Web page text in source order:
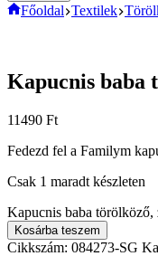
Főoldal Textilek
Kapucnis baba
11490 Ft
Fedezd fel a Familym
Csak 1 maradt készleten
Kapucnis baba törölköző,
Kosárba teszem
Cikkszám: 084273-SG